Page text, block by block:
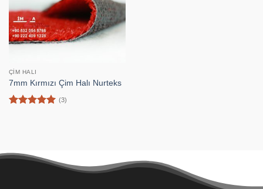
ÇIM HALI
7mm Kırmızı Çim Halı Nurteks
(3)